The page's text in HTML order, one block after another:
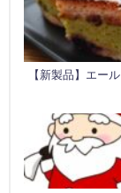
【新製品】エー